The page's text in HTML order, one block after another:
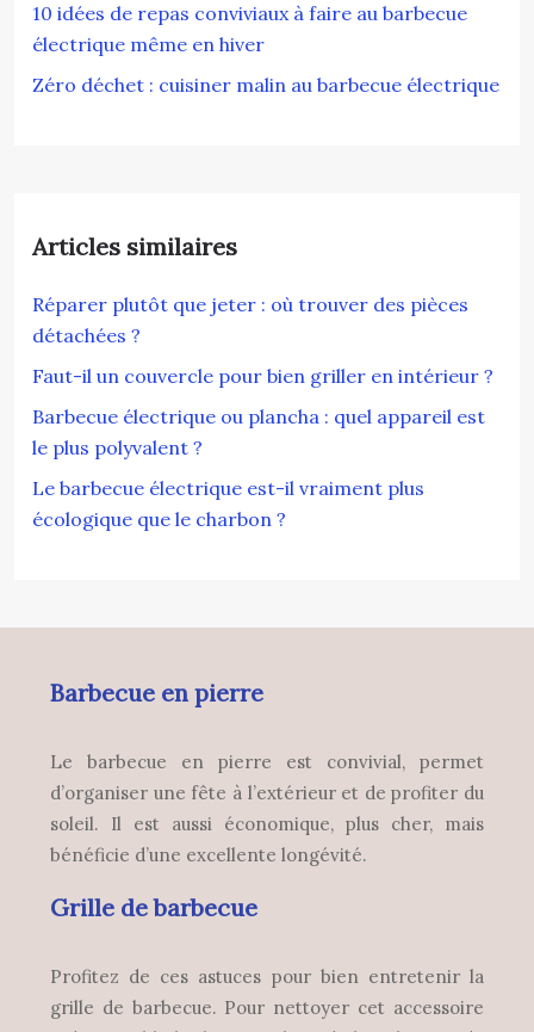
10 idées de repas conviviaux à faire au barbecue
électrique même en hiver
Zéro déchet : cuisiner malin au barbecue électrique
Articles similaires
Réparer plutôt que jeter : où trouver des pièces
détachées ?
Faut-il un couvercle pour bien griller en intérieur ?
Barbecue électrique ou plancha : quel appareil est
le plus polyvalent ?
Le barbecue électrique est-il vraiment plus
écologique que le charbon ?
Barbecue en pierre
Le barbecue en pierre est convivial, permet
d’organiser une fête à l’extérieur et de profiter du
soleil. Il est aussi économique, plus cher, mais
bénéficie d’une excellente longévité.
Grille de barbecue
Profitez de ces astuces pour bien entretenir la
grille de barbecue. Pour nettoyer cet accessoire